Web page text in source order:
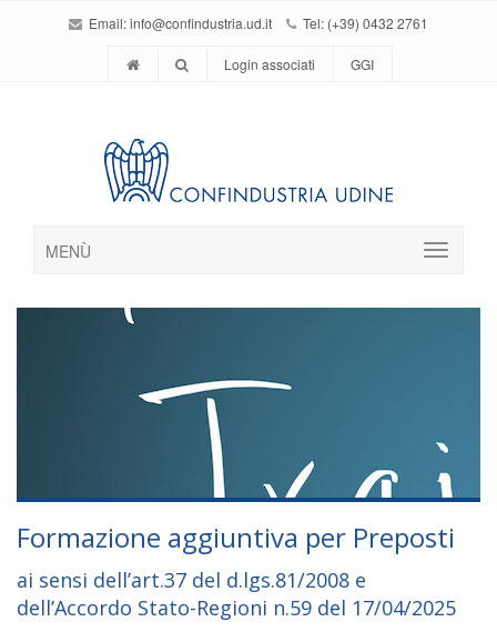
Email:info@confindustria.ud.it Tel: (+39) 0432 2761
Login associati GGI
MENÙ
Formazione aggiuntiva per Preposti
ai sensi dell’art.37 del d.lgs.81/2008 e
dell’Accordo Stato-Regioni n.59 del 17/04/2025